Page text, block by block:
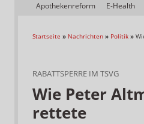
Apothekenreform E-Health
Startseite » Nachrichten » Politik »
RABATTSPERRE IM TSVG
Wie Peter
rettete